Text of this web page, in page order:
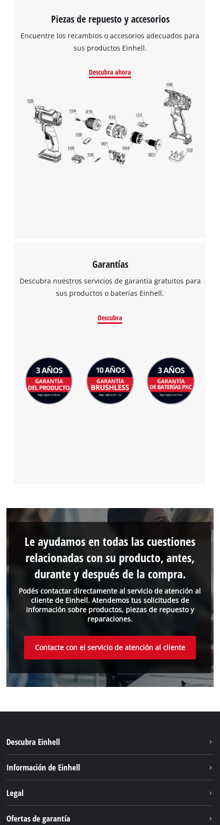
Piezas de repuesto y accesorios
Encuentre los recambios o accesorios adecuados para
sus productos Einhell.
Descubra ahora
Garantías
Descubra nuestros servicios de garantía gratuitos para
sus productos o baterías Einhell.
Descubra
Podés contactar directamente al servicio de atención al
cliente de Einhell. Atendemos tus solicitudes de
información sobre productos, piezas de repuesto y
reparaciones.
Le ayudamos en todas las cuestiones
relacionadas con su producto, antes,
durante y después de la compra.
Contacte con el servicio de atención al cliente
Descubra Einhell
Servicio
Información de Einhell
Legal
Ofertas de garantía